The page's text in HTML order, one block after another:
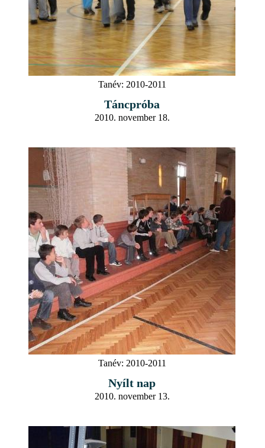
Tanév: 2010-2011
Táncpróba
2010. november 18.
Tanév: 2010-2011
Nyílt nap
2010. november 13.